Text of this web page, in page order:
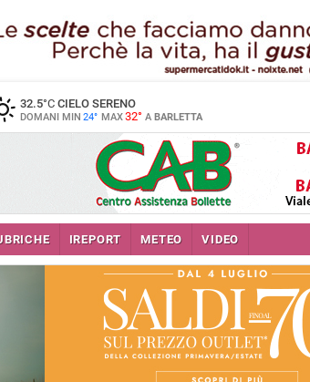
32.5°CCIELO SERENO
DOMANI MIN 24° MAX32° A BARLETTA
IREPORT METEO VIDEO